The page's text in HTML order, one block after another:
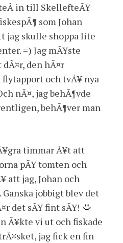
in till SkellefteÃ¥
som Johan
jag skulle shoppa lite
=) Jag mÃ¥ste
den hÃ¤r
och tvÃ¥ nya
nÃ¤, jag behÃ¶vde
behÃ¶ver man
timmar Ã¥t att
pÃ¥ tomten och
att jag, Johan och
jobbigt blev det
det sÃ¥ fint sÃ¥!
Ã¥kte vi ut och fiskade
jag fick en fin